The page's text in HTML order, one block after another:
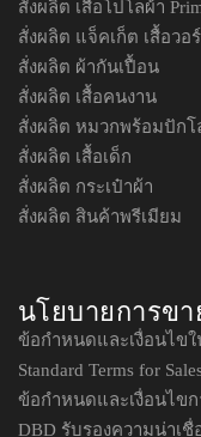
สั่งผลิต เสื้อโปโลผ้า
สั่งผลิต แจ็คเก็ต เสื้อวอ
สั่งผลิต ผ้ากันเปื้อน
สั่งผลิต เสื้อคนงาน
สั่งผลิต หมวกพร้อมปักโ
สั่งผลิต เสื้อเด็ก
สั่งผลิต กระเป๋าผ้า
สั่งผลิต สินค้าพรีเมียม
นโยบายการขา
ข้อกำหนดและเงื่อนไขใ
Standard Terms for
ข้อกำหนดและเงื่อนไข
DBD รับรองความน่าเ